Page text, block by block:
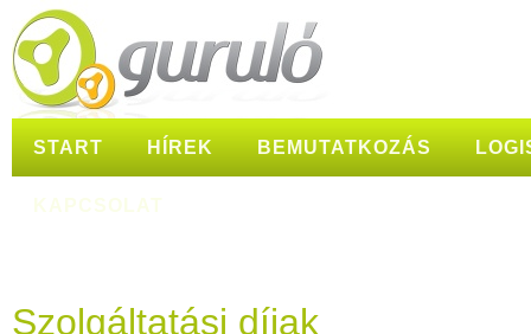
START HÍREK BEMUTATKOZÁS
KAPCSOLAT
Szolgáltatási díjak